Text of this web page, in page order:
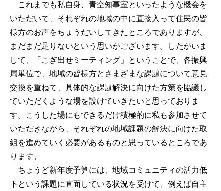
これまでも私自身、青空知事室といったような機会を
いただいて、それぞれの地域の中に直接入って住民の皆
様方のお声をちょうだいしてきたところでありますが、
まだまだ足りないという思いがございます。したがいま
して、「こぎ出せミーティング」ということで、各振興
局単位で、地域の皆様方とさまざまな課題について意見
交換を重ねて、具体的な課題解決に向けた方策を協議し
ていただくような場を設けていきたいと思っておりま
す。こうした場にもできるだけ積極的に私も参加させて
いただきながら、それぞれの地域課題の解決に向けた取
組を進めていく必要があるものと思っているところであ
ります。
ちょうど新年度予算には、地域コミュニティの活力低
下という課題に直面している状況を受けて、例えば自主